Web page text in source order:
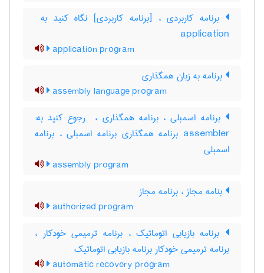
application
application program
برنامه به زبان همگذاری
assembly language program
برنامه اسمبلی ، برنامه همگذاری ، ‎ رجوع کنید به:
assembler برنامه همگذاری برنامه اسمبلی ، برنامه
‌اسمبلی
assembly program
بنامه مجاز ، برنامه مجاز
authorized program
برنامه بازیابی اتوماتیک ، برنامه ترمیمی خودکار ،
برنامه ترمیمی خودکار برنامه بازیابی اتوماتیک
automatic recovery program